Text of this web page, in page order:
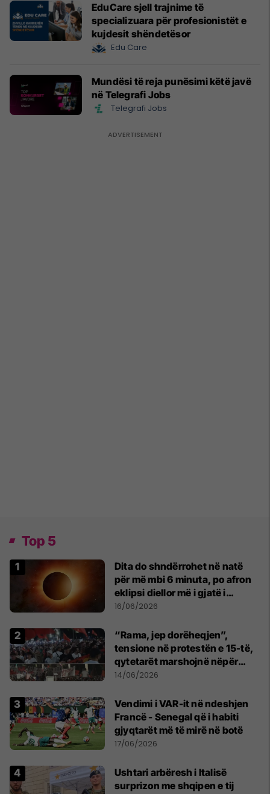
EduCare sjell trajnime të
specializuara për profesionistët e
kujdesit shëndetësor
Edu Care
Mundësi të reja punësimi këtë javë
në Telegrafi Jobs
Telegrafi Jobs
Top 5
Dita do shndërrohet në natë
për më mbi 6 minuta, po afron
eklipsi diellor më i gjatë i
shekullit të 21-të
16/06/2026
“Rama, jep dorëheqjen”,
tensione në protestën e 15-të,
qytetarët marshojnë nëpër
kryeqytet
14/06/2026
Vendimi i VAR-it në ndeshjen
Francë - Senegal që i habiti
gjyqtarët më të mirë në botë
17/06/2026
Ushtari arbëresh i Italisë
surprizon me shqipen e tij